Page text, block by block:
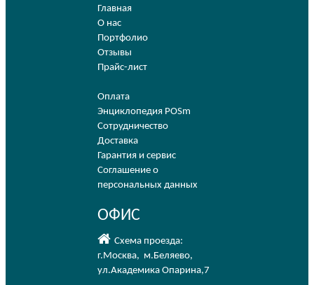
Главная
О нас
Портфолио
Отзывы
Прайс-лист
Оплата
Энциклопедия POSm
Сотрудничество
Доставка
Гарантия и сервис
Соглашение о
персональных данных
ОФИС
Схема проезда:
г.Москва, м.Беляево,
ул.Академика Опарина,7